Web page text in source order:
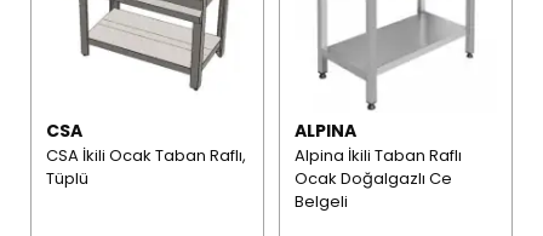
CSA
CSA İkili Ocak Taban Raflı,
Tüplü
ALPINA
Alpina İkili Taban Raflı
Ocak Doğalgazlı Ce
Belgeli